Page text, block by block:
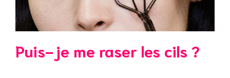
Puis-je me raser les cils ?